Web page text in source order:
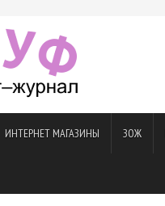
ИНТЕРНЕТ МАГАЗИНЫ ЗОЖ